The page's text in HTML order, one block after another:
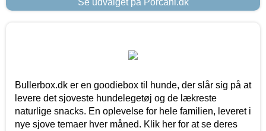
Bullerbox.dk er en goodiebox til hunde, der slår sig på at
levere det sjoveste hundelegetøj og de lækreste
naturlige snacks. En oplevelse for hele familien, leveret i
nye sjove temaer hver måned. Klik her for at se deres